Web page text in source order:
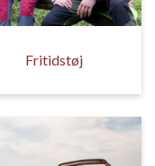
Fritidstøj